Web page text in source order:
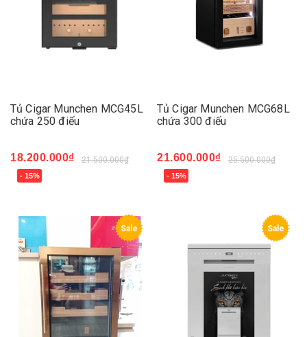
Tủ Cigar Munchen MCG45L
chứa 250 điếu
18.200.000₫ 21.500.000₫
- 15%
Tủ Cigar Munchen MCG68L
chứa 300 điếu
21.600.000₫ 25.500.000₫
- 15%
Sale Sale